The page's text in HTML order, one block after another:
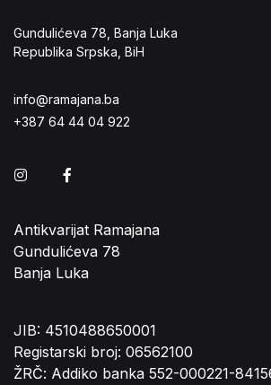
Gundulićeva 78, Banja Luka
Republika Srpska, BiH
info@ramajana.ba
+387 64 44 04 922
Instagram
Antikvarijat Ramajana
Gundulićeva 78
Banja Luka
JIB: 4510488650001
Registarski broj: 06562100
ŽRČ: Addiko banka 552-000221-